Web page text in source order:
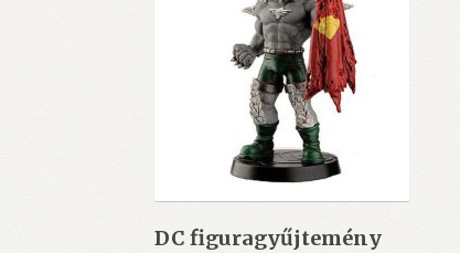
DC figuragyűjtemény